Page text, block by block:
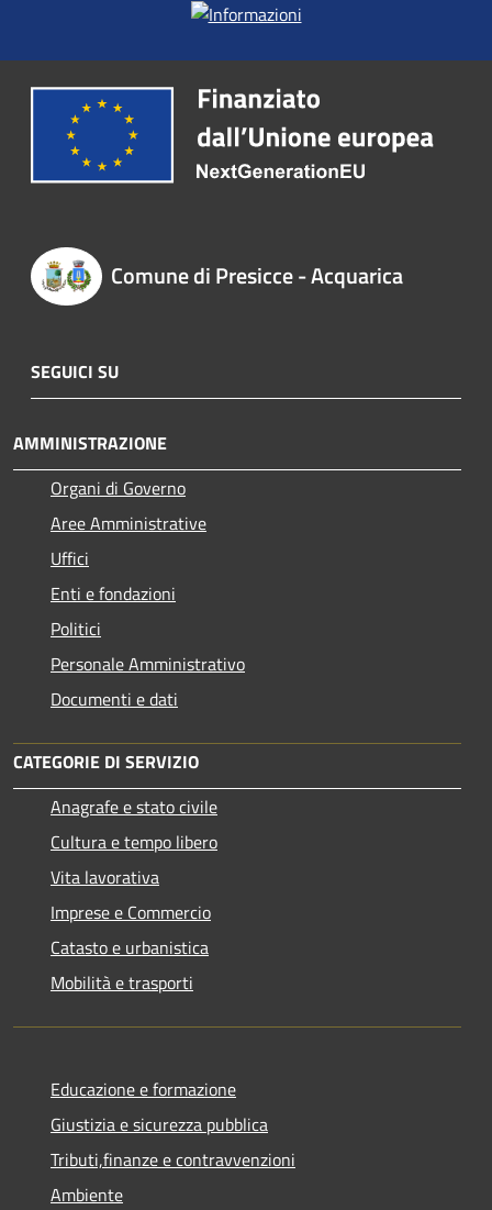
Comune di Presicce - Acquarica
SEGUICI SU
AMMINISTRAZIONE
Organi di Governo
Aree Amministrative
Uffici
Enti e fondazioni
Politici
Personale Amministrativo
Documenti e dati
CATEGORIE DI SERVIZIO
Anagrafe e stato civile
Cultura e tempo libero
Vita lavorativa
Imprese e Commercio
Catasto e urbanistica
Mobilità e trasporti
Educazione e formazione
Giustizia e sicurezza pubblica
Tributi,finanze e contravvenzioni
Ambiente